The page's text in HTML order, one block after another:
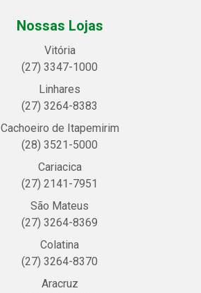
Nossas Lojas
Vitória
(27) 3347-1000
Linhares
(27) 3264-8383
Cachoeiro de Itapemirim
(28) 3521-5000
Cariacica
(27) 2141-7951
São Mateus
(27) 3264-8369
Colatina
(27) 3264-8370
Aracruz